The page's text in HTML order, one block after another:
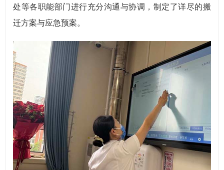
处等各职能部门进行充分沟通与协调，制定了详尽的搬
迁方案与应急预案。